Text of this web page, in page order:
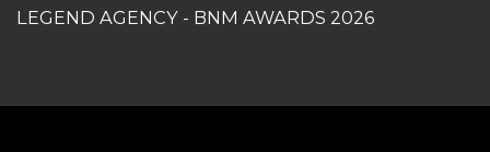
LEGEND AGENCY - BNM AWARDS 2026